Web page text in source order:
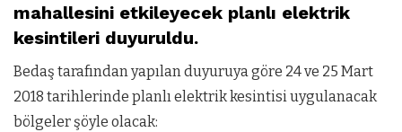
mahallesini etkileyecek planlı elektrik
kesintileri duyuruldu.
Bedaş tarafından yapılan duyuruya göre 24 ve 25 Mart
2018 tarihlerinde planlı elektrik kesintisi uygulanacak
bölgeler şöyle olacak: